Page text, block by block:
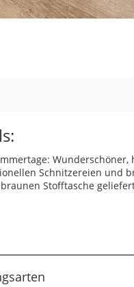
Schnitzereien und
Stofftasche